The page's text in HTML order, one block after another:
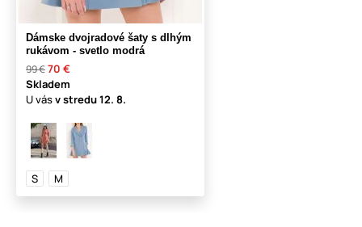
Dámske dvojradové šaty s dlhým
rukávom - svetlo modrá
99 €70 €
Skladem
U vásv stredu12. 8.
S M